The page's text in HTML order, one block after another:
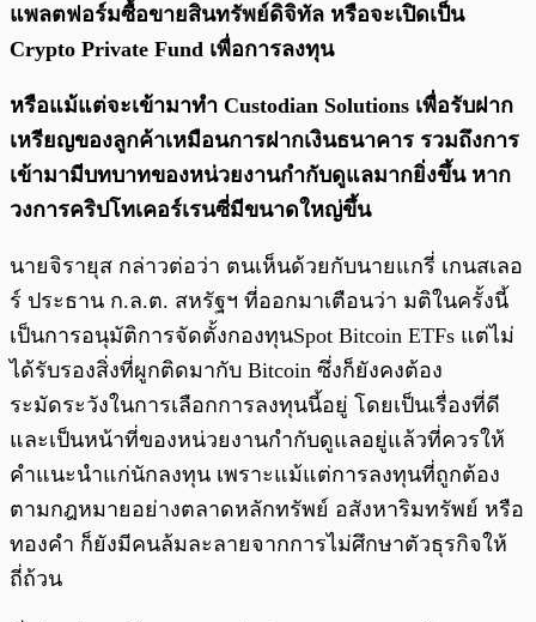
แพลตฟอร์มซื้อขายสินทรัพย์ดิจิทัล หรือจะเปิดเป็น
Crypto Private Fund เพื่อการลงทุน
หรือแม้แต่จะเข้ามาทำ Custodian Solutions เพื่อรับฝาก
เหรียญของลูกค้าเหมือนการฝากเงินธนาคาร รวมถึงการ
เข้ามามีบทบาทของหน่วยงานกำกับดูแลมากยิ่งขึ้น หาก
วงการคริปโทเคอร์เรนซี่มีขนาดใหญ่ขึ้น
นายจิรายุส กล่าวต่อว่า ตนเห็นด้วยกับนายแกรี่ เกนสเลอ
ร์ ประธาน ก.ล.ต. สหรัฐฯ ที่ออกมาเตือนว่า มติในครั้งนี้
เป็นการอนุมัติการจัดตั้งกองทุนSpot Bitcoin ETFs แต่ไม่
ได้รับรองสิ่งที่ผูกติดมากับ Bitcoin ซึ่งก็ยังคงต้อง
ระมัดระวังในการเลือกการลงทุนนี้อยู่ โดยเป็นเรื่องที่ดี
และเป็นหน้าที่ของหน่วยงานกำกับดูแลอยู่แล้วที่ควรให้
คำแนะนำแก่นักลงทุน เพราะแม้แต่การลงทุนที่ถูกต้อง
ตามกฎหมายอย่างตลาดหลักทรัพย์ อสังหาริมทรัพย์ หรือ
ทองคำ ก็ยังมีคนล้มละลายจากการไม่ศึกษาตัวธุรกิจให้
ถี่ถ้วน